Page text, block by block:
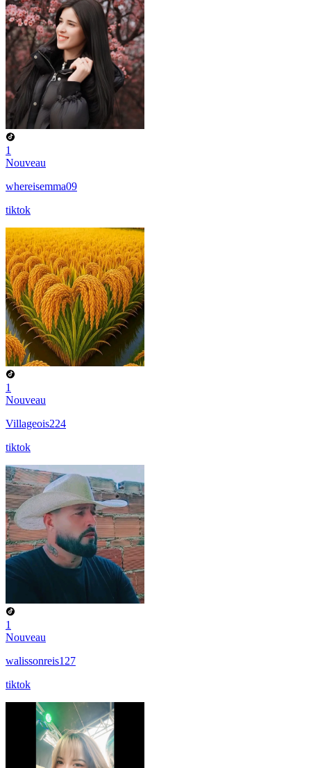
1
Nouveau
whereisemma09
tiktok
1
Nouveau
Villageois224
tiktok
1
Nouveau
walissonreis127
tiktok